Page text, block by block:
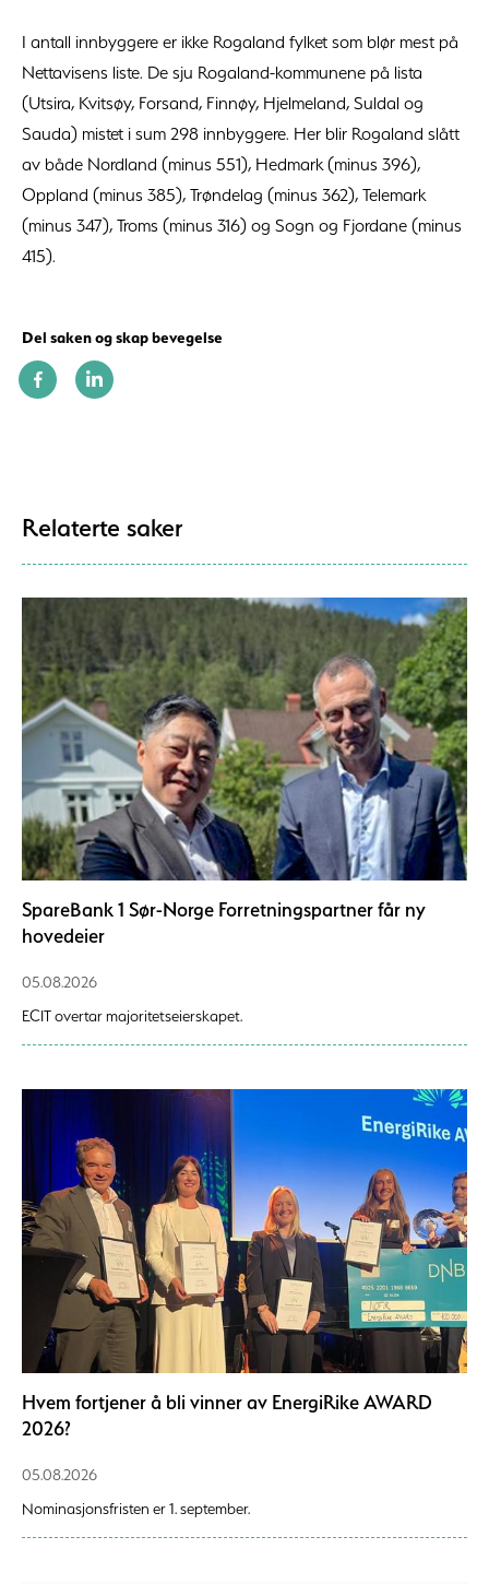
I antall innbyggere er ikke Rogaland fylket som blør mest på
Nettavisens liste. De sju Rogaland-kommunene på lista
(Utsira, Kvitsøy, Forsand, Finnøy, Hjelmeland, Suldal og
Sauda) mistet i sum 298 innbyggere. Her blir Rogaland slått
av både Nordland (minus 551), Hedmark (minus 396),
Oppland (minus 385), Trøndelag (minus 362), Telemark
(minus 347), Troms (minus 316) og Sogn og Fjordane (minus
415).
Del saken og skap bevegelse
Relaterte saker
SpareBank 1 Sør-Norge Forretningspartner får ny
hovedeier
05.08.2026
ECIT overtar majoritetseierskapet.
Hvem fortjener å bli vinner av EnergiRike AWARD
2026?
05.08.2026
Nominasjonsfristen er 1. september.